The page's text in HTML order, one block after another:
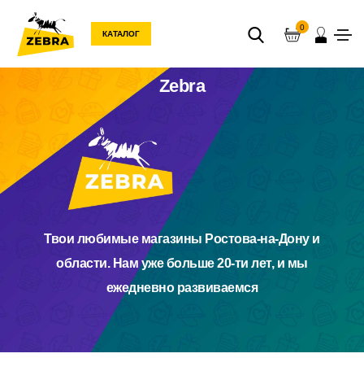
КАТАЛОГ
0
Zebra
Твои любимые магазины Ростова‑на‑Дону и
области. Нам уже больше 20‑ти лет, и мы
ежедневно развиваемся